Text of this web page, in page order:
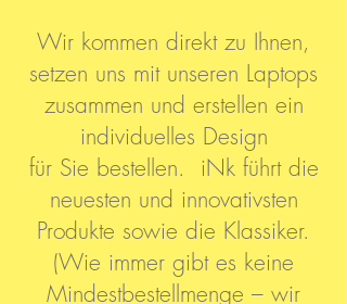
Wir kommen direkt zu Ihnen,
setzen uns mit unseren Laptops
zusammen und erstellen ein
individuelles Design
für Sie bestellen. iNk führt die
neuesten und innovativsten
Produkte sowie die Klassiker.
(Wie immer gibt es keine
Mindestbestellmenge – wir